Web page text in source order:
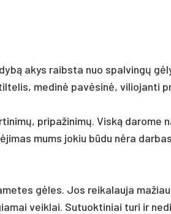
akys raibs­ta nuo spal­vingų
me­dinė pa­vėsinė, vi­lio­jan­ti
pri­pa­ži­nimų. Viską da­ro­me
mums jo­kiu būdu nėra
gėles. Jos rei­ka­lau­ja
veik­lai. Su­tuok­ti­niai tu­ri ir